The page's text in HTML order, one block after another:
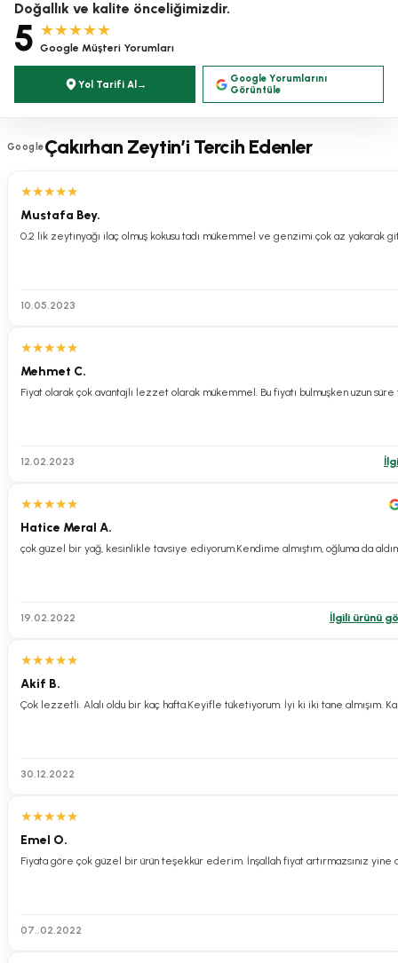
Çakırhan Mandalina Sıvı Sabun 500 ml
350,00 TL
250,00 TL
Olivos Zeyteen Doğal Gizli Bahçe Yasemin Ve Zeytinyağlı Katı Sabun
250,00 TL
Olivos Doğal Gizli Bahçe Klasik Zeytinyağlı Katı Sabun Zeytinyağı El
350,00 TL
Olivos Sıvı Sabun Orkide Misk Sanat Koleksiyonu: Tablo Gibi Şişe
Olivos Doğal Gizli Bahçe Seri Menekşe Ve Zeytinyağlı Katı Sabun
Olivos Bebek Çamaşırlarına Özel Saf Zeytinyağı Sabun Tozu 500 GR
Doğallık ve kalite önceliğimizdir.
5 ★★★★★
Google Müşteri Yorumları
Yol Tarifi Al →
Google Yorumlarını
Görüntüle
GoogleÇakırhan Zeytin’i Tercih Edenler
★★★★★
Mustafa Bey.
10.05.2023
★★★★★
Mehmet C.
Fiyat olarak çok avantajlı lezzet olarak mükemmel. Bu fiyatı bulmuşken uzun
12.02.2023
★★★★★
Hatice Meral A.
çok güzel bir yağ, kesinlikle tavsiye ediyorum.Kendime almıştım, oğluma da
19.02.2022 İlgili ürünü
★★★★★
Akif B.
Çok lezzetli. Alalı oldu bir kaç hafta.Keyifle tüketiyorum. İyi ki iki tane almışım.
30.12.2022
★★★★★
Emel O.
Fiyata göre çok güzel bir ürün teşekkür ederim. İnşallah fiyat artırmazsınız
07..02.2022